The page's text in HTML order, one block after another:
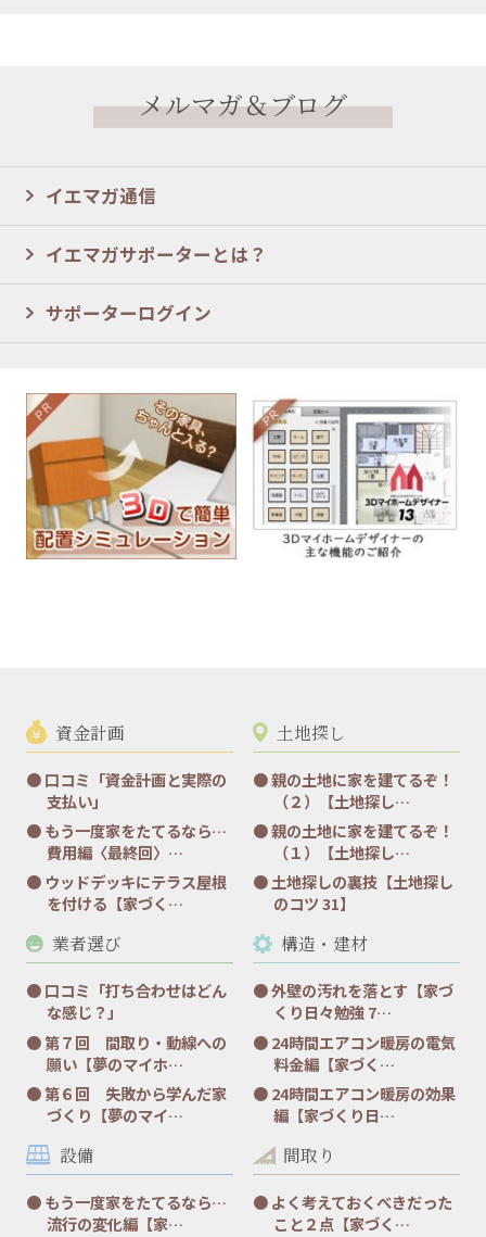
メルマガ＆ブログ
イエマガ通信
イエマガサポーターとは？
サポーターログイン
資金計画
口コミ「資金計画と実際の
支払い」
もう一度家をたてるなら…
費用編〈最終回〉…
ウッドデッキにテラス屋根
を付ける【家づく…
土地探し
親の土地に家を建てるぞ！
（２）【土地探し…
親の土地に家を建てるぞ！
（１）【土地探し…
土地探しの裏技【土地探し
のコツ 31】
業者選び
口コミ「打ち合わせはどん
な感じ？」
第７回 間取り・動線への
願い【夢のマイホ…
第６回 失敗から学んだ家
づくり【夢のマイ…
構造・建材
外壁の汚れを落とす【家づ
くり日々勉強 7…
24時間エアコン暖房の電気
料金編【家づく…
24時間エアコン暖房の効果
編【家づくり日…
設備
もう一度家をたてるなら…
流行の変化編【家…
間取り
よく考えておくべきだった
こと２点【家づく…